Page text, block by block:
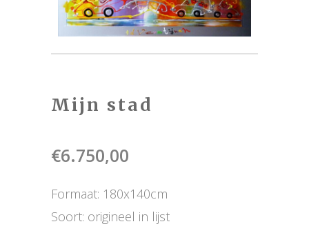
Mijn stad
€6.750,00
Formaat: 180x140cm
Soort: origineel in lijst